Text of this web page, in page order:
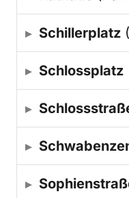
Schillerplatz
Schlossplatz